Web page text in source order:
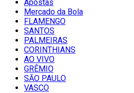
Apostas
Mercado da Bola
FLAMENGO
SANTOS
PALMEIRAS
CORINTHIANS
AO VIVO
GRÊMIO
SĀO PAULO
VASCO